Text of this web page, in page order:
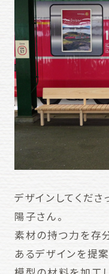
デザインしてくだ
陽子さん。
素材の持つ力を存
あるデザインを提